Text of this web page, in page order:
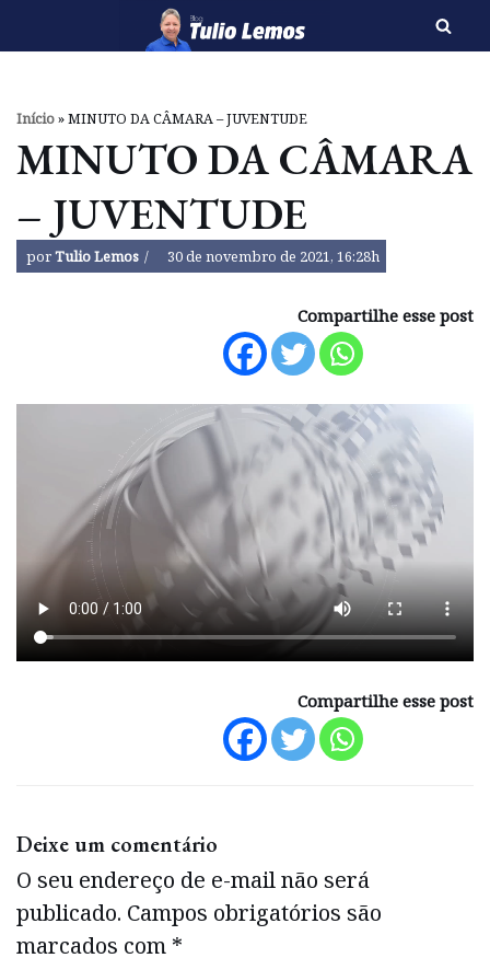
o
Início»MINUTO DA CÂMARA – JUVENTUDE
MINUTO DA CÂMARA
– JUVENTUDE
porTulio Lemos 30 de novembro de 2021, 16:28h
Compartilhe esse post
Compartilhe esse post
Deixe um comentário
O seu endereço de e-mail não será
publicado. Campos obrigatórios são
marcados com *